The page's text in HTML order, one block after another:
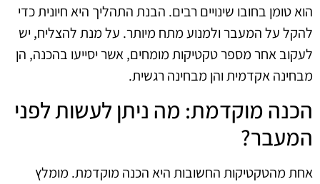
הוא טומן בחובו שינויים רבים. הבנת התהליך היא חיונית כדי
להקל על המעבר ולמנוע מתח מיותר. על מנת להצליח, יש
לעקוב אחר מספר טקטיקות מומחים, אשר יסייעו בהכנה, הן
מבחינה אקדמית והן מבחינה רגשית.
הכנה מוקדמת: מה ניתן לעשות לפני
המעבר?
אחת מהטקטיקות החשובות היא הכנה מוקדמת. מומלץ